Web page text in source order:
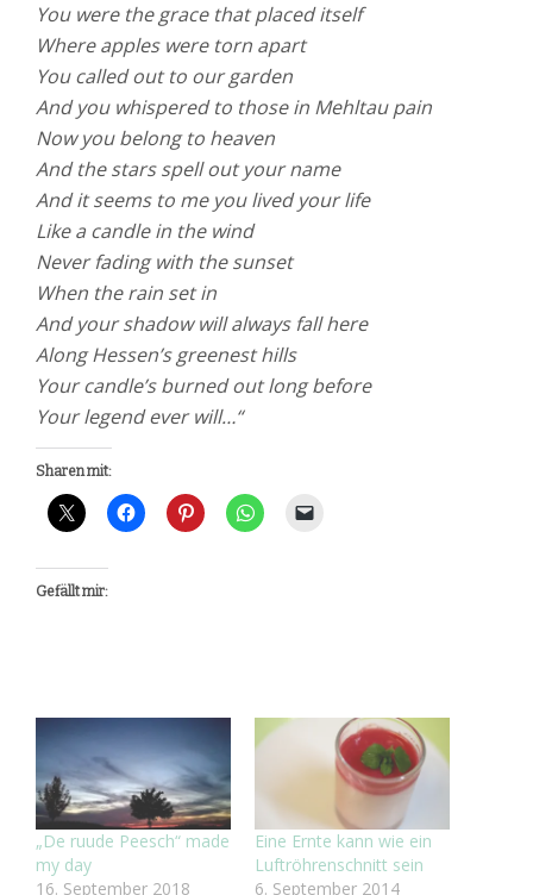
You were the grace that placed itself
Where apples were torn apart
You called out to our garden
And you whispered to those in Mehltau pain
Now you belong to heaven
And the stars spell out your name
And it seems to me you lived your life
Like a candle in the wind
Never fading with the sunset
When the rain set in
And your shadow will always fall here
Along Hessen’s greenest hills
Your candle’s burned out long before
Your legend ever will…“
Sharen mit:
Gefällt mir:
„De ruude Peesch“ made
my day
16. September 2018
Eine Ernte kann wie ein
Luftröhrenschnitt sein
6. September 2014